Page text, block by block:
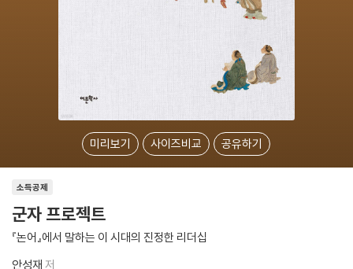
미리보기 사이즈비교 공유하기
소득공제
군자 프로젝트
『논어』에서 말하는 이 시대의 진정한 리더십
안성재 저